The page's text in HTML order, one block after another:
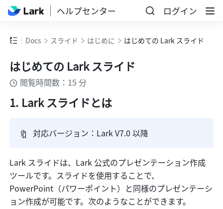
ヘルプセンター ログイン
Docs スライド はじめに はじめての Lark スライド
はじめての Lark スライド
閲覧時間数：15 分
Lark スライドとは
🔖 対応バージョン：Lark V7.0 以降
Lark スライドは、Lark 公式のプレゼンテーション作成
ツールです。スライドを使用することで、
PowerPoint（パワーポイント）と同様のプレゼンテーシ
ョン作成が可能です。次のようなことができます。